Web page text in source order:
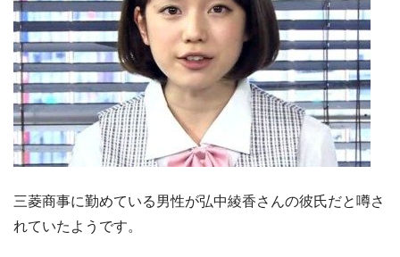
三菱商事に勤めている男性が弘中綾香さんの彼氏だと噂さ
れていたようです。